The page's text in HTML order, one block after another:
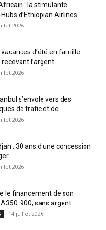
Africain : la stimulante
d’Ethiopian Airlines...
2026
d’été en famille
l’argent...
2026
s’envole vers des
de trafic et de...
2026
: 30 ans d’une concession
2026
le financement de son
sans argent...
14 juillet 2026